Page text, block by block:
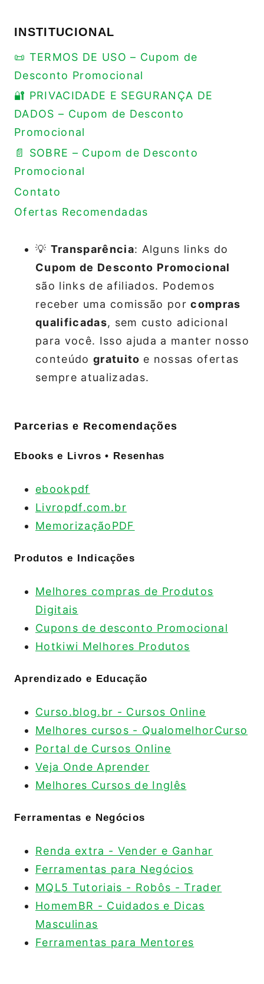
INSTITUCIONAL
📜 TERMOS DE USO – Cupom de
Desconto Promocional
🔐 PRIVACIDADE E SEGURANÇA DE
DADOS – Cupom de Desconto
Promocional
📄 SOBRE – Cupom de Desconto
Promocional
Contato
Ofertas Recomendadas
💡 Transparência: Alguns links do
Cupom de Desconto Promocional
são links de afiliados. Podemos
receber uma comissão porcompras
qualificadas, sem custo adicional
para você. Isso ajuda a manter nosso
conteúdo gratuito e nossas ofertas
sempre atualizadas.
Parcerias e Recomendações
Ebooks e Livros • Resenhas
ebookpdf
Livropdf.com.br
MemorizaçãoPDF
Produtos e Indicações
Melhores compras de Produtos
Digitais
Cupons de desconto Promocional
Hotkiwi Melhores Produtos
Aprendizado e Educação
Curso.blog.br - Cursos Online
Melhores cursos - QualomelhorCurso
Portal de Cursos Online
Veja Onde Aprender
Melhores Cursos de Inglês
Ferramentas e Negócios
Renda extra - Vender e Ganhar
Ferramentas para Negócios
MQL5 Tutoriais - Robôs - Trader
HomemBR - Cuidados e Dicas
Masculinas
Ferramentas para Mentores